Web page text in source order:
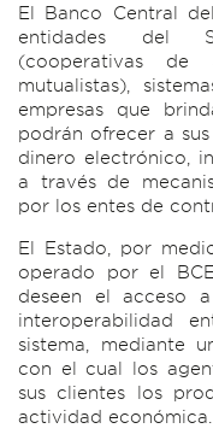
El Banco Central
entidades del
(cooperativas
mutualistas),
empresas que
podrán ofrecer a
dinero electrónico,
a través de
por los entes de
El Estado, por
operado por el
deseen el acceso
interoperabilidad
sistema, mediante
con el cual los
sus clientes los
actividad económica.